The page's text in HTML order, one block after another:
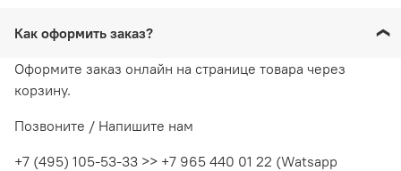
Как оформить заказ?
Оформите заказ онлайн на странице товара через
корзину.
Позвоните / Напишите нам
+7 (495) 105-53-33 >> +7 965 440 01 22 (Watsapp